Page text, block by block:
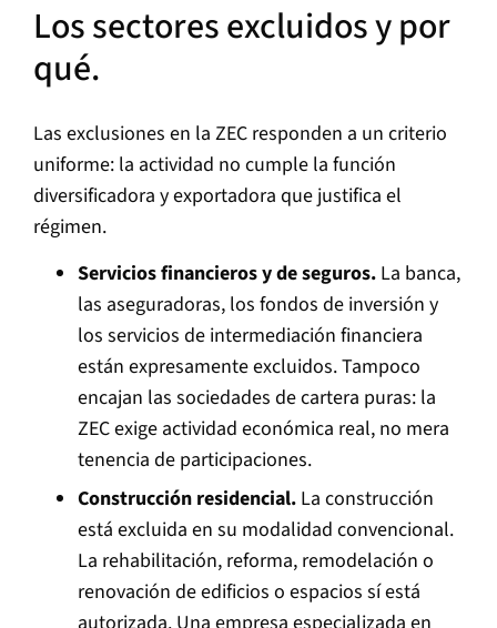
Los sectores excluidos y por
qué.
Las exclusiones en la ZEC responden a un criterio
uniforme: la actividad no cumple la función
diversificadora y exportadora que justifica el
régimen.
Servicios financieros y de seguros. La banca,
las aseguradoras, los fondos de inversión y
los servicios de intermediación financiera
están expresamente excluidos. Tampoco
encajan las sociedades de cartera puras: la
ZEC exige actividad económica real, no mera
tenencia de participaciones.
Construcción residencial. La construcción
está excluida en su modalidad convencional.
La rehabilitación, reforma, remodelación o
renovación de edificios o espacios sí está